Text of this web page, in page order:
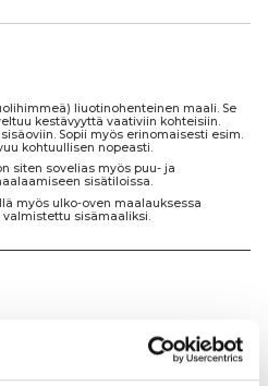
liuotinohenteinen maali. Se
kestävyyttä vaativiin kohteisiin.
Sopii myös erinomaisesti esim.
kohtuullisen nopeasti.
siten sovelias myös puu- ja
sisätiloissa.
myös ulko-oven maalauksessa
sisämaaliksi.